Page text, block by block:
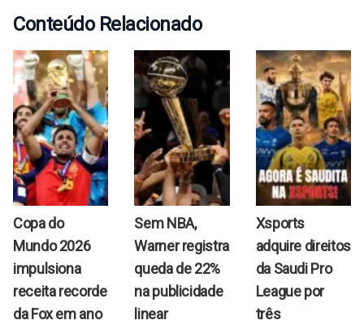
Conteúdo Relacionado
Copa do
Mundo 2026
impulsiona
receita recorde
da Fox em ano
Sem NBA,
Warner registra
queda de 22%
na publicidade
linear
Xsports
adquire direitos
da Saudi Pro
League por
três